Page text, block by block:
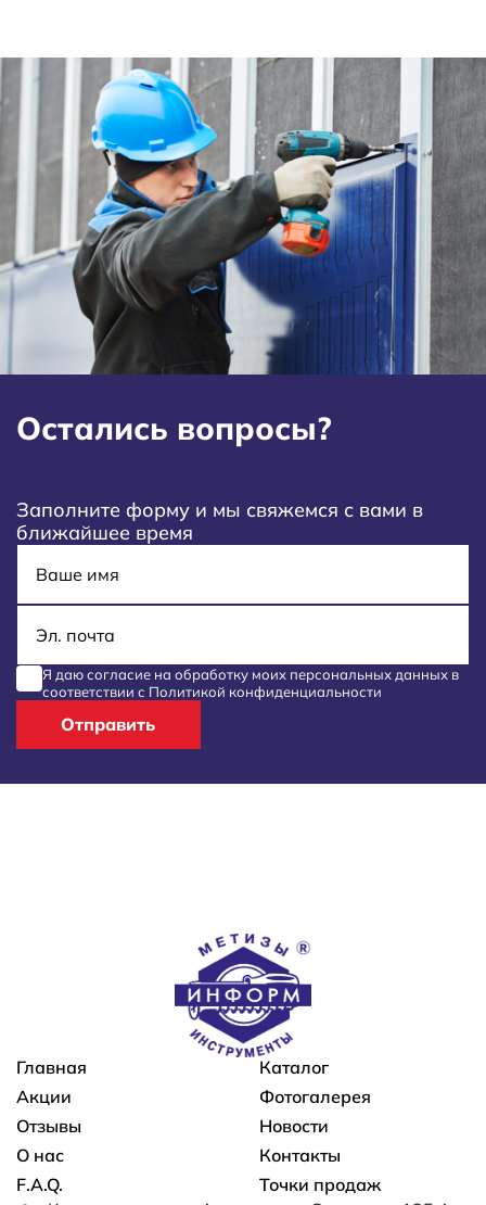
Остались вопросы?
Заполните форму и мы свяжемся с вами в
ближайшее время
Я даю согласие на обработку моих персональных данных в
соответствии с Политикой конфиденциальности
Отправить
Основная навигация
Главная
Каталог
Акции
Фотогалерея
Отзывы
Новости
О нас
Контакты
F.A.Q.
Точки продаж